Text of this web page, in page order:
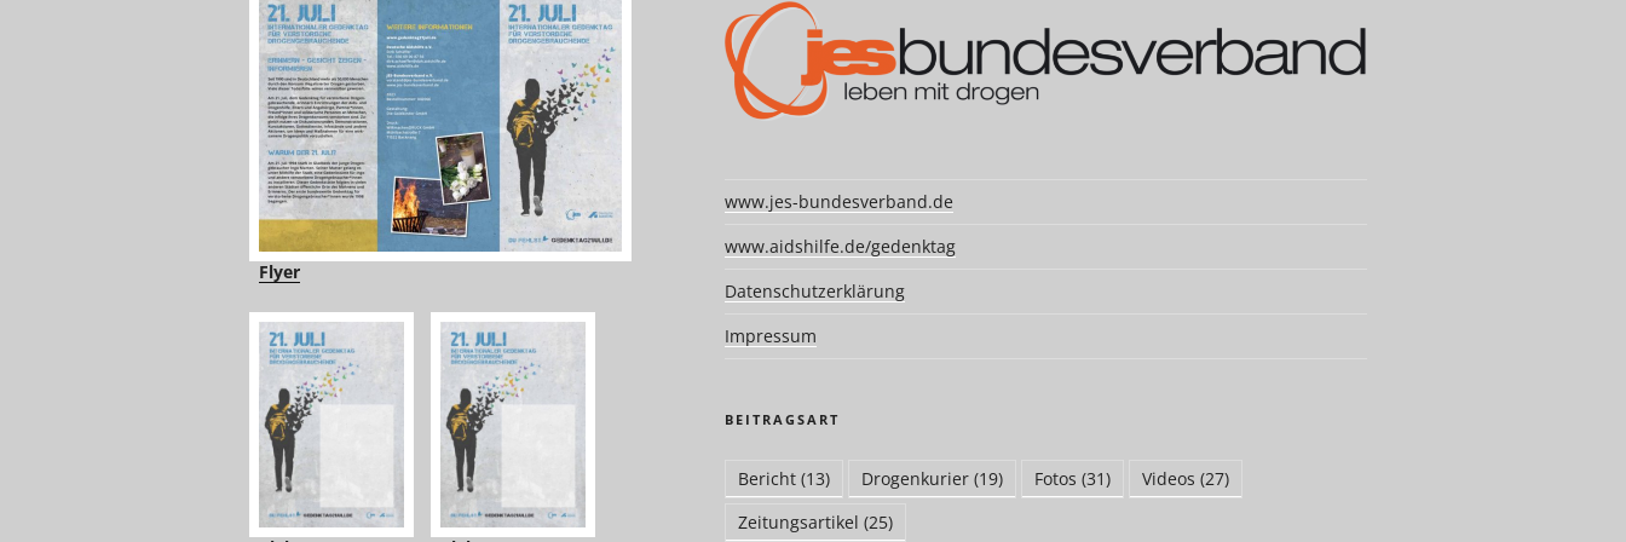
Flyer
www.jes-bundesverband.de
www.aidshilfe.de/gedenktag
Datenschutzerklärung
Impressum
BEITRAGSART
Bericht(13) Drogenkurier(19) Fotos (31) Videos (27)
Zeitungsartikel (25)